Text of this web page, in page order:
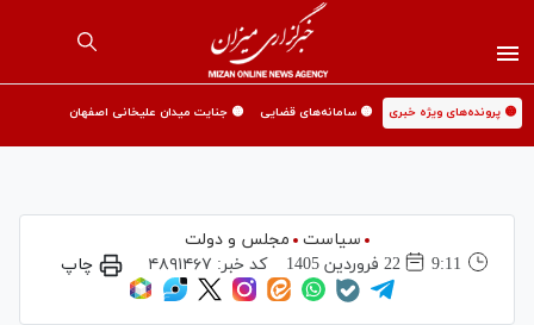
🟡 پرونده‌های ویژه خبری 🟡 سامانه‌های قضایی 🟡 جنایت میدان علیخانی اصفهان
سیاست
مجلس و دولت
9:11
22 فروردين 1405 کد خبر: ۴۸۹۱۴۶۷ چاپ